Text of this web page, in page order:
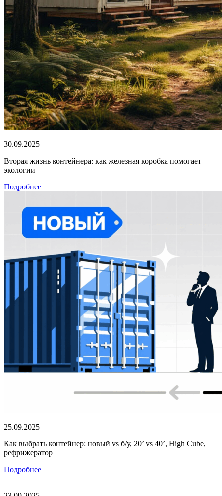
30.09.2025
Вторая жизнь контейнера: как железная коробка помогает
экологии
Подробнее
25.09.2025
Как выбрать контейнер: новый vs б/у, 20’ vs 40’, High Cube,
рефрижератор
Подробнее